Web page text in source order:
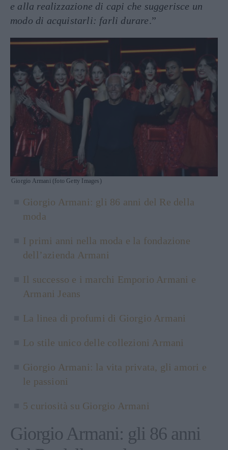
e alla realizzazione di capi che suggerisce un
modo di acquistarli: farli durare.”
Giorgio Armani (foto Getty Images)
Giorgio Armani: gli 86 anni del Re della
moda
I primi anni nella moda e la fondazione
dell’azienda Armani
Il successo e i marchi Emporio Armani e
Armani Jeans
La linea di profumi di Giorgio Armani
Lo stile unico delle collezioni Armani
Giorgio Armani: la vita privata, gli amori e
le passioni
5 curiosità su Giorgio Armani
Giorgio Armani: gli 86 anni